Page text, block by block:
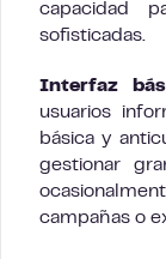
capacidad
sofisticadas.
Interfaz
usuarios
básica y
gestionar
campañas o